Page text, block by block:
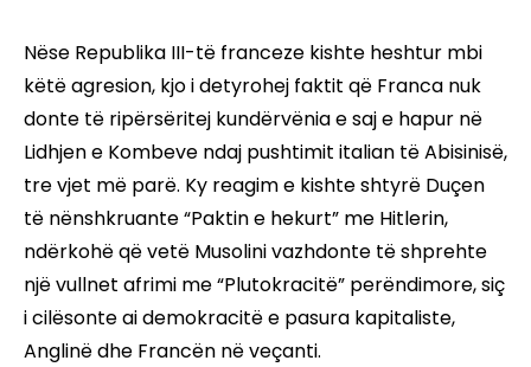
Nëse Republika III-të franceze kishte heshtur mbi
këtë agresion, kjo i detyrohej faktit që Franca nuk
donte të ripërsëritej kundërvënia e saj e hapur në
Lidhjen e Kombeve ndaj pushtimit italian të Abisinisë,
tre vjet më parë. Ky reagim e kishte shtyrë Duçen
të nënshkruante “Paktin e hekurt” me Hitlerin,
ndërkohë që vetë Musolini vazhdonte të shprehte
një vullnet afrimi me “Plutokracitë” perëndimore, siç
i cilësonte ai demokracitë e pasura kapitaliste,
Anglinë dhe Francën në veçanti.